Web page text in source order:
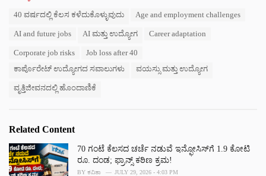
40 ವರ್ಷದಲ್ಲಿ ಕೆಲಸ ಕಳೆದುಕೊಳ್ಳುವುದು Age and employment challenges
AI and future jobs AI ಮತ್ತು ಉದ್ಯೋಗ Career adaptation
Corporate job risks
Job loss after 40
ಕಾರ್ಪೊರೇಟ್ ಉದ್ಯೋಗದ ಸವಾಲುಗಳು
ವಯಸ್ಸು ಮತ್ತು ಉದ್ಯೋಗ
ವೃತ್ತಿಜೀವನದಲ್ಲಿ ಹೊಂದಾಣಿಕೆ
Related Content
70 ಗಂಟೆ ಕೆಲಸದ ಚರ್ಚೆ ನಡುವೆ ಇನ್ಫೋಸಿಸ್‌ಗೆ 1.9 ಕೋಟಿ
ರೂ. ದಂಡ; ಫ್ರಾನ್ಸ್‌ ಕಠಿಣ ಕ್ರಮ!
BY ಕವಿತಾ JULY 29, 2026 - 4:03 PM